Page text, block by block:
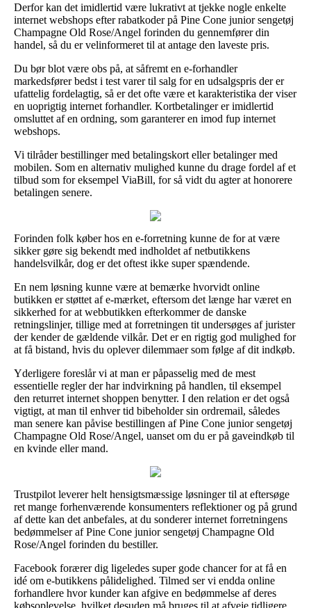
Derfor kan det imidlertid være lukrativt at tjekke nogle enkelte
internet webshops efter rabatkoder på Pine Cone junior sengetøj
Champagne Old Rose/Angel forinden du gennemfører din
handel, så du er velinformeret til at antage den laveste pris.
Du bør blot være obs på, at såfremt en e-forhandler
markedsfører bedst i test varer til salg for en udsalgspris der er
ufattelig fordelagtig, så er det ofte være et karakteristika der viser
en uoprigtig internet forhandler. Kortbetalinger er imidlertid
omsluttet af en ordning, som garanterer en imod fup internet
webshops.
Vi tilråder bestillinger med betalingskort eller betalinger med
mobilen. Som en alternativ mulighed kunne du drage fordel af et
tilbud som for eksempel ViaBill, for så vidt du agter at honorere
betalingen senere.
Forinden folk køber hos en e-forretning kunne de for at være
sikker gøre sig bekendt med indholdet af netbutikkens
handelsvilkår, dog er det oftest ikke super spændende.
En nem løsning kunne være at bemærke hvorvidt online
butikken er støttet af e-mærket, eftersom det længe har været en
sikkerhed for at webbutikken efterkommer de danske
retningslinjer, tillige med at forretningen tit undersøges af jurister
der kender de gældende vilkår. Det er en rigtig god mulighed for
at få bistand, hvis du oplever dilemmaer som følge af dit indkøb.
Yderligere foreslår vi at man er påpasselig med de mest
essentielle regler der har indvirkning på handlen, til eksempel
den returret internet shoppen benytter. I den relation er det også
vigtigt, at man til enhver tid bibeholder sin ordremail, således
man senere kan påvise bestillingen af Pine Cone junior sengetøj
Champagne Old Rose/Angel, uanset om du er på gaveindkøb til
en kvinde eller mand.
Trustpilot leverer helt hensigtsmæssige løsninger til at eftersøge
ret mange forhenværende konsumenters reflektioner og på grund
af dette kan det anbefales, at du sonderer internet forretningens
bedømmelser af Pine Cone junior sengetøj Champagne Old
Rose/Angel forinden du bestiller.
Facebook forærer dig ligeledes super gode chancer for at få en
idé om e-butikkens pålidelighed. Tilmed ser vi endda online
forhandlere hvor kunder kan afgive en bedømmelse af deres
købsoplevelse, hvilket desuden må bruges til at afveje tidligere